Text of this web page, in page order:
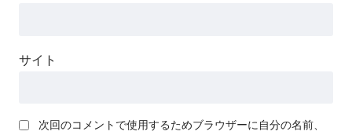
サイト
次回のコメントで使用するためブラウザーに自分の名前、